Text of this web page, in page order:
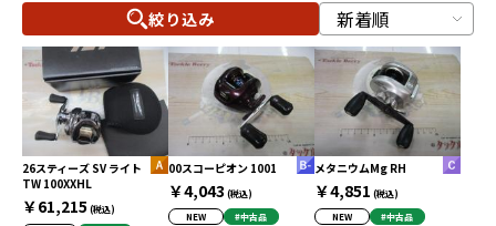
絞り込み
26スティーズ SV ライト
TW 100XXHL
￥61,215 (税込)
00スコーピオン 1001
￥4,043 (税込)
NEW
#中古品
メタニウムMg RH
￥4,851 (税込)
NEW
#中古品